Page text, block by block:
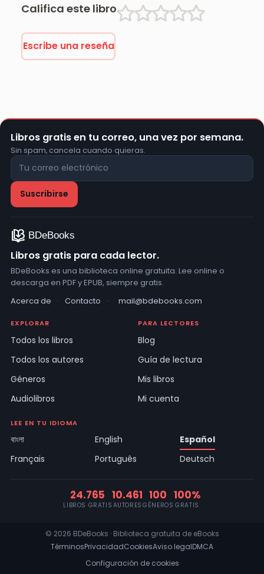
Califica este libro
Escribe una reseña
Libros gratis en tu correo, una vez por semana.
Sin spam, cancela cuando quieras.
Libros gratis para cada lector.
BDeBooks es una biblioteca online gratuita. Lee online o
descarga en PDF y EPUB, siempre gratis.
Acerca de
· Contacto · mail@bdebooks.com
EXPLORAR
Todos los libros
Todos los autores
Géneros
Audiolibros
PARA LECTORES
Blog
Guía de lectura
Mis libros
Mi cuenta
LEE EN TU IDIOMA
বাংলা English
Español
Français
Português Deutsch
24.765
LIBROS GRATIS
10.461
AUTORES
100
GÉNEROS
100%
GRATIS
© 2026 BDeBooks · Biblioteca gratuita de eBooks
TérminosPrivacidadCookiesAviso legalDMCA
Configuración de cookies